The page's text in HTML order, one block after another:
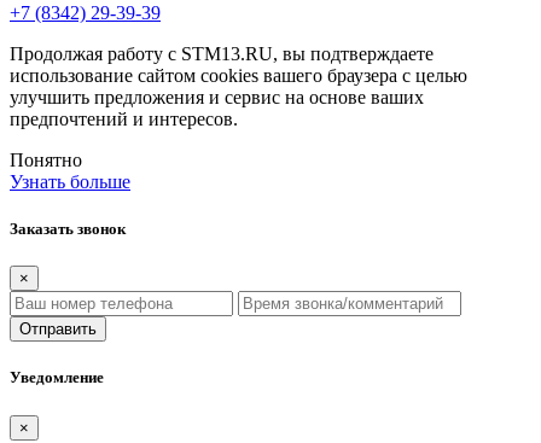
+7 (8342) 29-39-39
Продолжая работу с STM13.RU, вы подтверждаете
использование сайтом cookies вашего браузера с целью
улучшить предложения и сервис на основе ваших
предпочтений и интересов.
Понятно
Узнать больше
Заказать звонок
×
Отправить
Уведомление
×